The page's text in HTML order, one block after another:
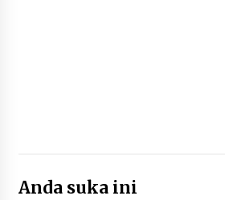
Anda suka ini